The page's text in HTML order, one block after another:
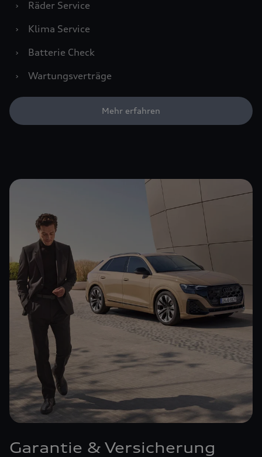
›
Räder Service
›
Klima Service
›
Batterie Check
›
Wartungsverträge
Mehr erfahren
Garantie & Versicherung